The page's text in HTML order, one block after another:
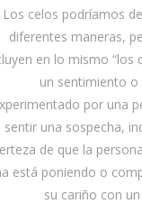
Los celos podríamos
diferentes maneras,
en lo mismo “los
un sentimiento
por una
sentir una sospecha,
de que la
está poniendo o
su cariño con